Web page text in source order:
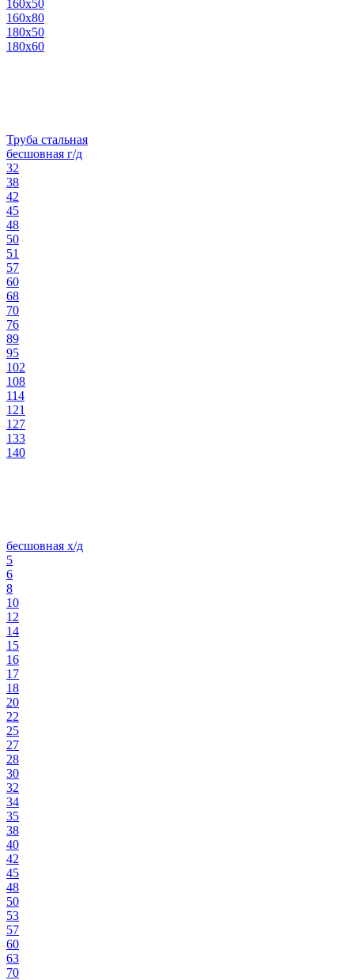
160х50
160х80
180х50
180х60
Труба стальная
бесшовная г/д
32
38
42
45
48
50
51
57
60
68
70
76
89
95
102
108
114
121
127
133
140
бесшовная х/д
5
6
8
10
12
14
15
16
17
18
20
22
25
27
28
30
32
34
35
38
40
42
45
48
50
53
57
60
63
70